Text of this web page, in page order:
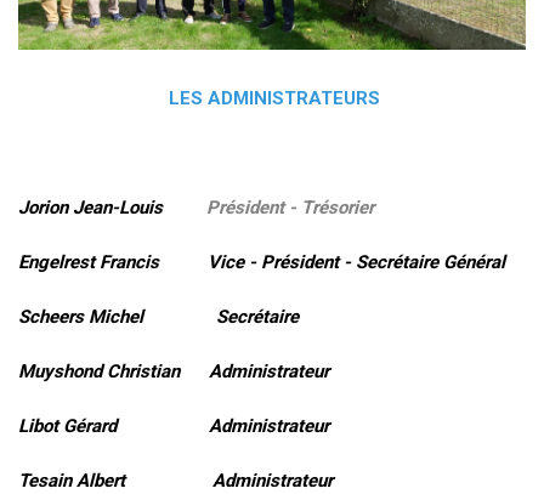
LES ADMINISTRATEURS
Jorion Jean-Louis Président - Trésorier
Engelrest Francis Vice - Président - Secrétaire Général
Scheers Michel Secrétaire
Muyshond Christian Administrateur
Libot Gérard Administrateur
Tesain Albert Administrateur